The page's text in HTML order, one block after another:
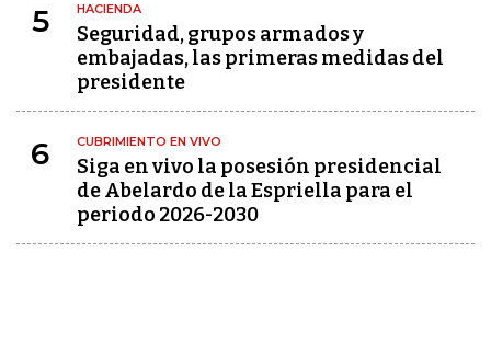
5 HACIENDA
Seguridad, grupos armados y
embajadas, las primeras medidas del
presidente
6 CUBRIMIENTO EN VIVO
Siga en vivo la posesión presidencial
de Abelardo de la Espriella para el
periodo 2026-2030